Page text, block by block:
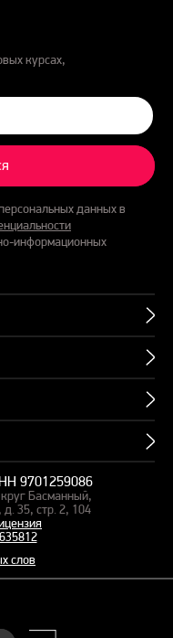
курсах,
данных в
информационных
9701259086
Басманный,
35, стр. 2, 104
слов